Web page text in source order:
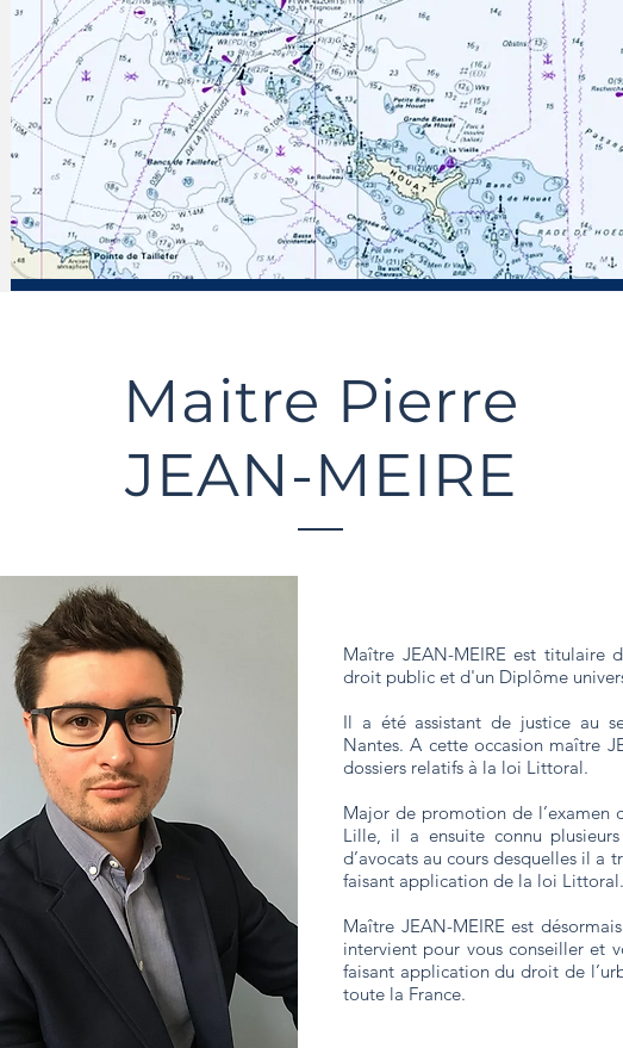
Maitre Pierre
JEAN-MEIRE
Maître JEAN-MEIRE est titulaire
droit public et d'un Diplôme
Il a été assistant de justice au
Nantes. A cette occasion maître
dossiers relatifs à la loi Littoral.
Major de promotion de l’examen
Lille, il a ensuite connu
d’avocats au cours desquelles il a
faisant application de la loi Littoral.
Maître JEAN-MEIRE est
intervient pour vous conseiller et
faisant application du droit de
toute la France.